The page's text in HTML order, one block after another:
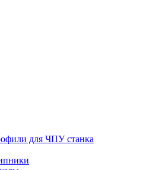
для ЧПУ станка